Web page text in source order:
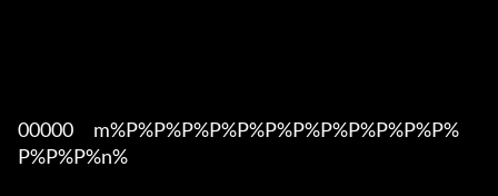
00000      m%P%P%P%P%P%P%P%P%P%P%P%P%
P%P%P%n%